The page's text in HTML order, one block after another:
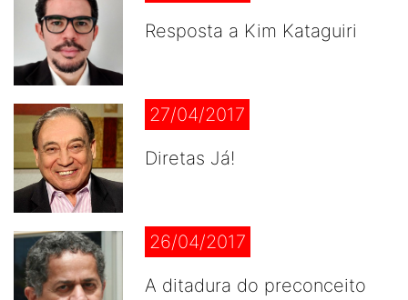
Resposta a Kim Kataguiri
27/04/2017
Diretas Já!
26/04/2017
A ditadura do preconceito